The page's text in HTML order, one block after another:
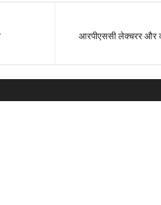
आरपीएससी लेक्चरर और